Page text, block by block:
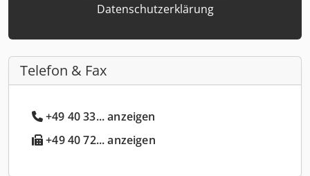
Datenschutzerklärung
Telefon & Fax
+49 40 33... anzeigen
+49 40 72... anzeigen